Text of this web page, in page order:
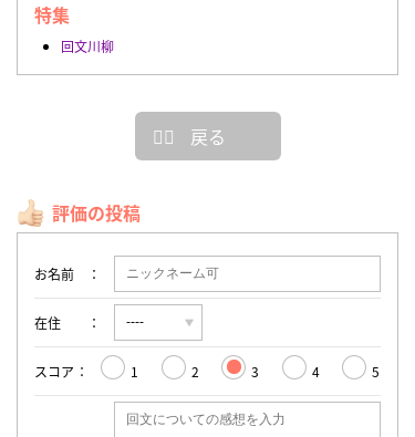
特集
回文川柳
戻る
評価の投稿
お名前
在住
スコア 1 2 3 4 5